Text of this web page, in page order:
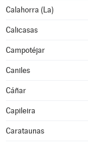
Calahorra (La)
Calicasas
Campotéjar
Caniles
Cáñar
Capileira
Carataunas